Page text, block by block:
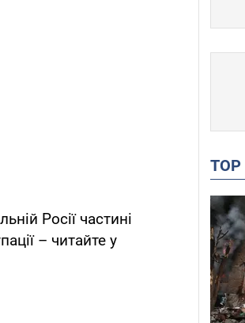
Росії частині
– читайте у